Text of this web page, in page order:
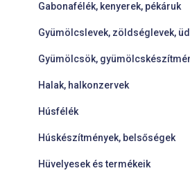
Gabonafélék, kenyerek, pékáruk
Gyümölcslevek, zöldséglevek,
Gyümölcsök,
Halak, halkonzervek
Húsfélék
Húskészítmények, belsőségek
Hüvelyesek és termékeik